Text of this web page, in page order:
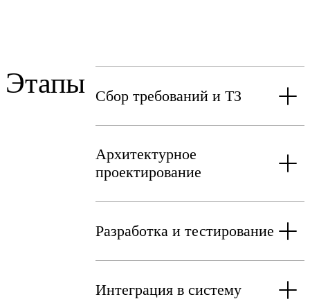
Этапы Сбор требований и ТЗ
Архитектурное
проектирование
Разработка и тестирование
Интеграция в систему